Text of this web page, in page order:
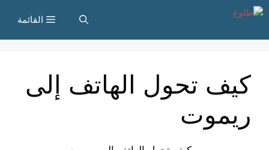
انتقل
المحتوى
القائمة
كيف تحول الهاتف إلى
ريموت